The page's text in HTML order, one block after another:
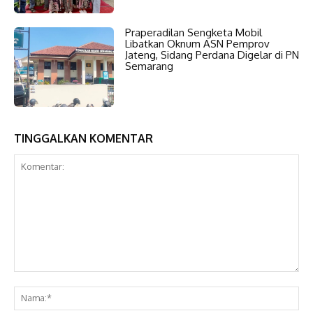
Praperadilan Sengketa Mobil
Libatkan Oknum ASN Pemprov
Jateng, Sidang Perdana Digelar di PN
Semarang
TINGGALKAN KOMENTAR